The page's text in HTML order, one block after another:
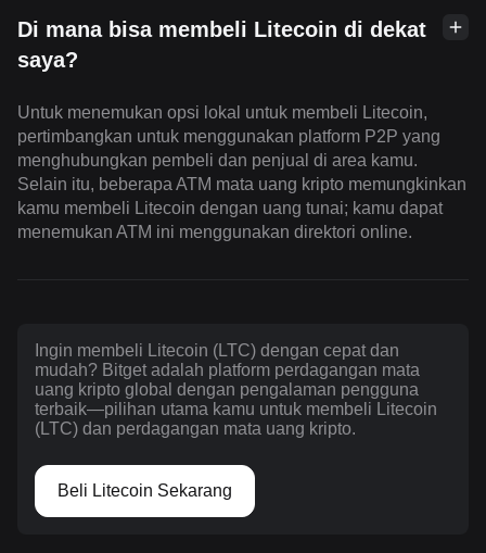
Di mana bisa membeli Litecoin di dekat
saya?
Untuk menemukan opsi lokal untuk membeli Litecoin,
pertimbangkan untuk menggunakan platform P2P yang
menghubungkan pembeli dan penjual di area kamu.
Selain itu, beberapa ATM mata uang kripto memungkinkan
kamu membeli Litecoin dengan uang tunai; kamu dapat
menemukan ATM ini menggunakan direktori online.
Ingin membeli Litecoin (LTC) dengan cepat dan
mudah? Bitget adalah platform perdagangan mata
uang kripto global dengan pengalaman pengguna
terbaik—pilihan utama kamu untuk membeli Litecoin
(LTC) dan perdagangan mata uang kripto.
Beli Litecoin Sekarang